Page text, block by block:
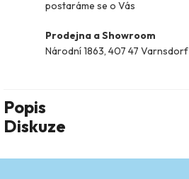
postaráme se o Vás
Prodejna a Showroom
Národní 1863, 407 47 Varnsdorf
Popis
Diskuze